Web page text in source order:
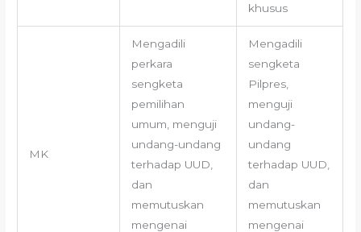
khusus
MK
Mengadili
perkara
sengketa
pemilihan
umum, menguji
undang-undang
terhadap UUD,
dan
memutuskan
mengenai
Mengadili
sengketa
Pilpres,
menguji
undang-
undang
terhadap UUD,
dan
memutuskan
mengenai